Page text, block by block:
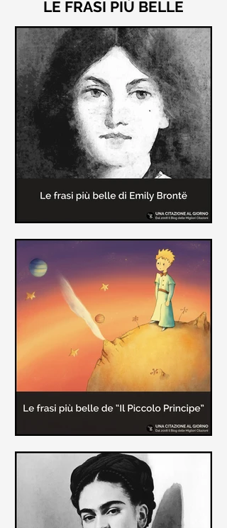
LE FRASI PIÙ BELLE
Le frasi più belle di "Cime
Tempestose" di Emily Brontë
"Cime Tempestose" rimane l'unico
romanzo scritto da Emily Brontë
causa la tubercolosi che le tolse la
vita ad appena 30 anni (...)
Le frasi più belle de "Il piccolo
principe" di Antoine de Saint-
Exupèry
Raccolta delle frasi più belle del